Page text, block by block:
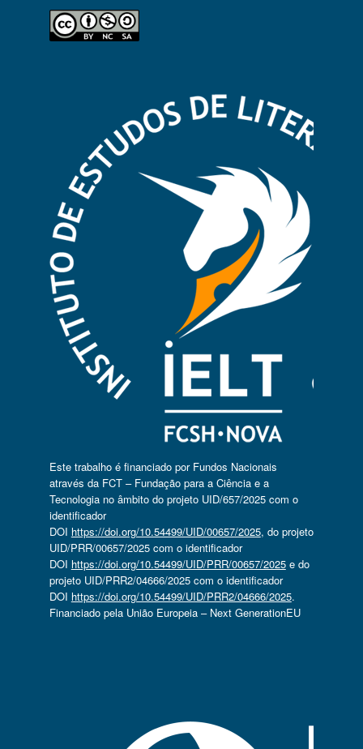
Este trabalho é financiado por Fundos Nacionais
através da FCT – Fundação para a Ciência e a
Tecnologia no âmbito do projeto UID/657/2025 com o
identificador
DOI https://doi.org/10.54499/UID/00657/2025, do projeto
UID/PRR/00657/2025 com o identificador
DOI https://doi.org/10.54499/UID/PRR/00657/2025e do
projeto UID/PRR2/04666/2025 com o identificador
DOI https://doi.org/10.54499/UID/PRR2/04666/2025.
Financiado pela União Europeia – Next GenerationEU